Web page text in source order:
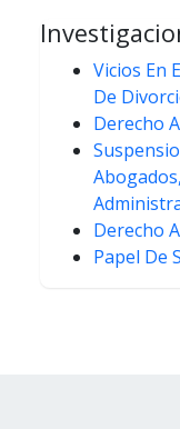
Vicios En
De
Derecho
Derecho
Papel De